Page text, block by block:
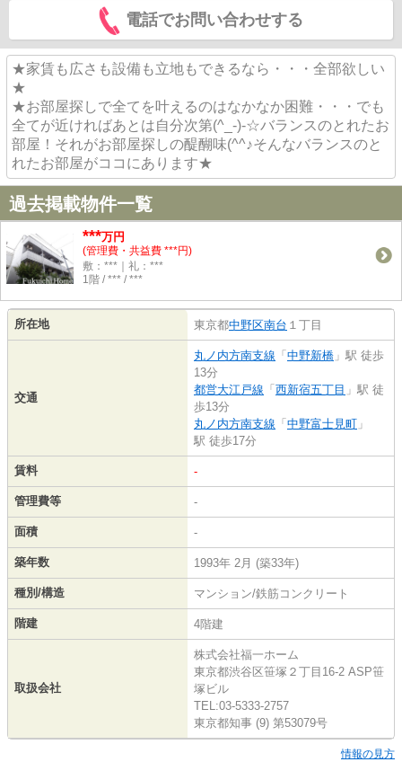
電話でお問い合わせする
★家賃も広さも設備も立地もできるなら・・・全部欲しい
★
★お部屋探しで全てを叶えるのはなかなか困難・・・でも
全てが近ければあとは自分次第(^_-)-☆バランスのとれたお
部屋！それがお部屋探しの醍醐味(^^♪そんなバランスのと
れたお部屋がココにあります★
過去掲載物件一覧
***万円
(管理費・共益費 ***円)
敷：***｜礼：***
1階 / *** / ***
所在地 東京都中野区南台 １丁目
交通
丸ノ内方南支線 「 中野新橋 」駅 徒歩
13分
都営大江戸線 「 西新宿五丁目 」駅 徒
歩13分
丸ノ内方南支線 「 中野富士見町 」
駅 徒歩17分
賃料 -
管理費等 -
面積 -
築年数 1993年 2月 (築33年)
種別/構造 マンション/鉄筋コンクリート
階建 4階建
取扱会社
株式会社福一ホーム
東京都渋谷区笹塚２丁目16-2 ASP笹
塚ビル
TEL:03-5333-2757
東京都知事 (9) 第53079号
情報の見方